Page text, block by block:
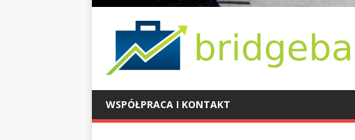
WSPÓŁPRACA I KONTAKT